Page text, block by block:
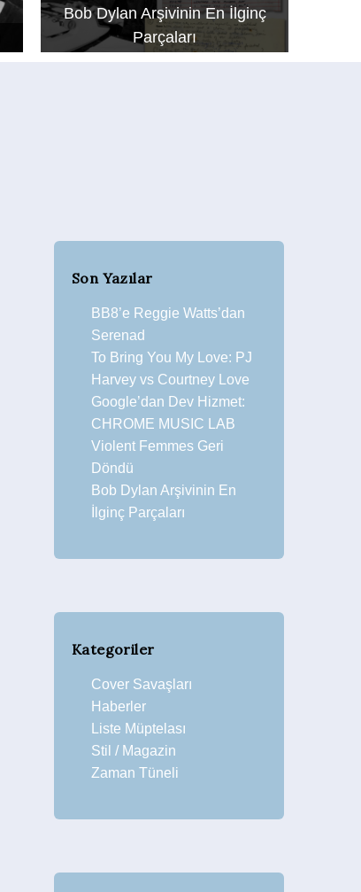
Bob Dylan Arşivinin En İlginç
Parçaları
Son Yazılar
BB8’e Reggie Watts’dan
Serenad
To Bring You My Love: PJ
Harvey vs Courtney Love
Google’dan Dev Hizmet:
CHROME MUSIC LAB
Violent Femmes Geri
Döndü
Bob Dylan Arşivinin En
İlginç Parçaları
Kategoriler
Cover Savaşları
Haberler
Liste Müptelası
Stil / Magazin
Zaman Tüneli